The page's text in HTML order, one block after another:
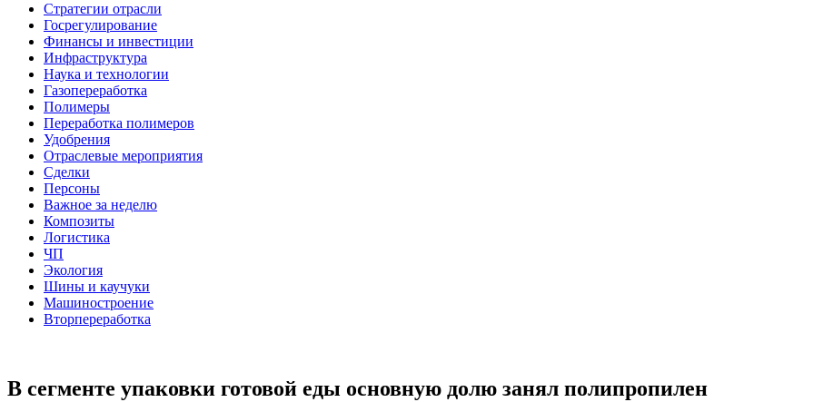
Стратегии отрасли
Госрегулирование
Финансы и инвестиции
Инфраструктура
Наука и технологии
Газопереработка
Полимеры
Переработка полимеров
Удобрения
Отраслевые мероприятия
Сделки
Персоны
Важное за неделю
Композиты
Логистика
ЧП
Экология
Шины и каучуки
Машиностроение
Вторпереработка
В сегменте упаковки готовой еды основную долю занял полипропилен